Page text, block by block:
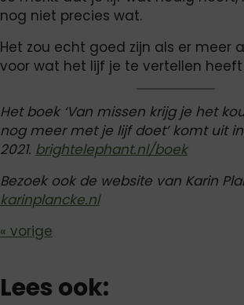
nog niet precies wat.
Het zou echt goed zijn als er meer
voor wat het lijf je te vertellen heeft
Het boek ‘Van missen krijg je het
nog meer met je lijf doet’ komt uit
2021. brightelephant.nl/boek
Bezoek ook de website van Karin
karinplancke.nl
Bericht
navigatie
« vorige
Lees ook: